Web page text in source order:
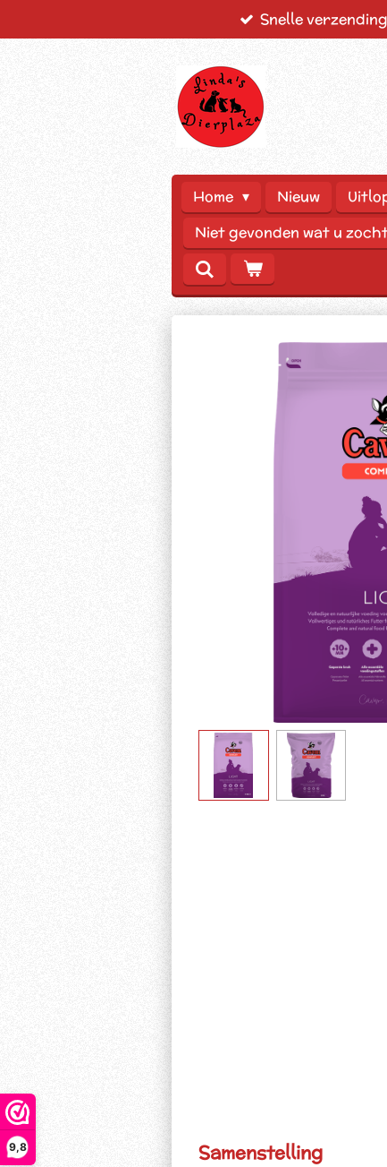
9,8
Snelle verzending
Home Nieuw
Niet gevonden wat u
Samenstelling